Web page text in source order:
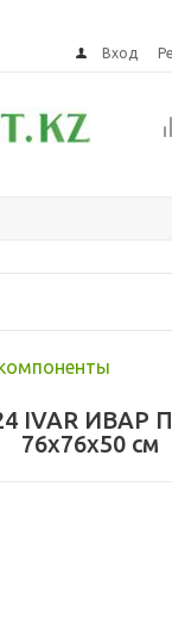
Вход
IVAR ИВАР
76x76x50 см